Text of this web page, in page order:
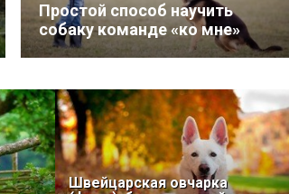
Простой способ научить
собаку команде «ко мне»
Швейцарская овчарка